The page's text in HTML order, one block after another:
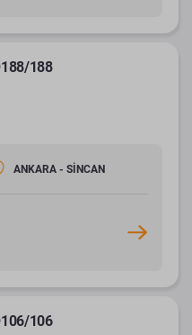
188
ANKARA - SİNCAN
106